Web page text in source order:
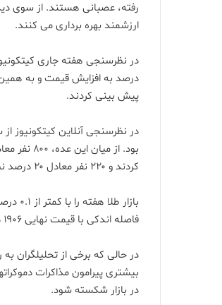
رفته، عصبانی هستند. از سوی
ارزشمند بهره برداری می کنند.
پیش بینی کردند.
کردند و ۲۲۰ نفر معادل ۲۰ درصد نظری نداشتند.
فاصله اندکی با قیمت نهایی ۱۹۰۶ دلار و ۴۰ سنت هفته پیش از آن داشت.
در حالی که برخی از تحلیلگران
بیشتری پیرامون مذاکرات
در بازار شکسته شود.